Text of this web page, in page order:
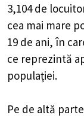
3,104 de
cea mai mare
19 de ani, în
ce reprezintă
populației.
Pe de altă